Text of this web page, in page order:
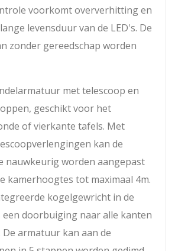
voorkomt oververhitting en
levensduur van de LED's. De
zonder gereedschap worden
met telescoop en
geschikt voor het
of vierkante tafels. Met
kan de
nauwkeurig worden aangepast
kamerhoogtes tot maximaal 4m.
kogelgewricht in de
doorbuiging naar alle kanten
armatuur kan aan de